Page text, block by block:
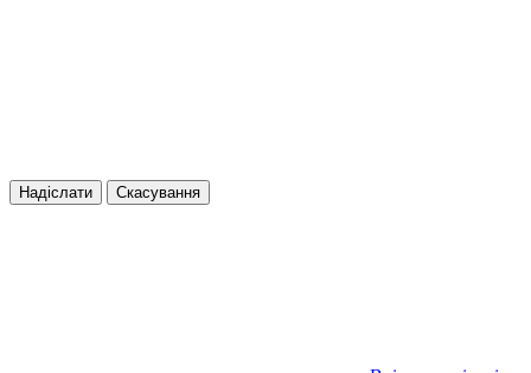
Надіслати Скасування